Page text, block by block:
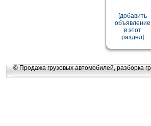
[добавить
объявление
в этот
раздел]
© Продажа грузовых автомобилей, разборка